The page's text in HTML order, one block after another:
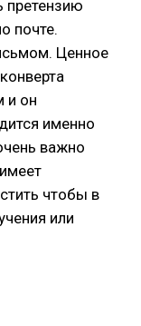
претензию
почте.
Ценное
и он
именно
важно
чтобы в
или